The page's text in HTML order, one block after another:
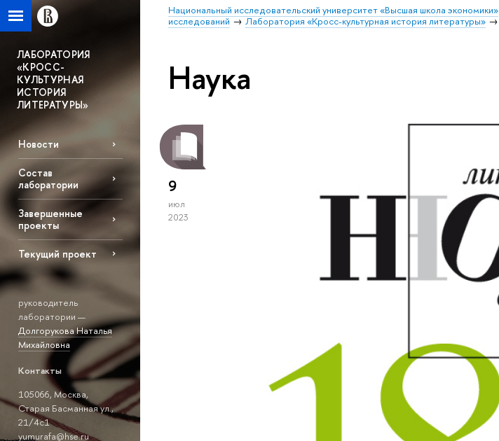
Национальный исследовательский университет «Высшая школа экономики»
исследований
Лаборатория «Кросс-культурная история литературы»
ЛАБОРАТОРИЯ
«КРОСС-
КУЛЬТУРНАЯ
ИСТОРИЯ
ЛИТЕРАТУРЫ»
Новости
Состав
лаборатории
Завершенные
проекты
Текущий проект
руководитель
лаборатории —
Долгорукова Наталья
Михайловна
Контакты
105066, Москва,
Старая Басманная ул.,
21/4с1
yumurafa@hse.ru
Наука
9
июл
2023